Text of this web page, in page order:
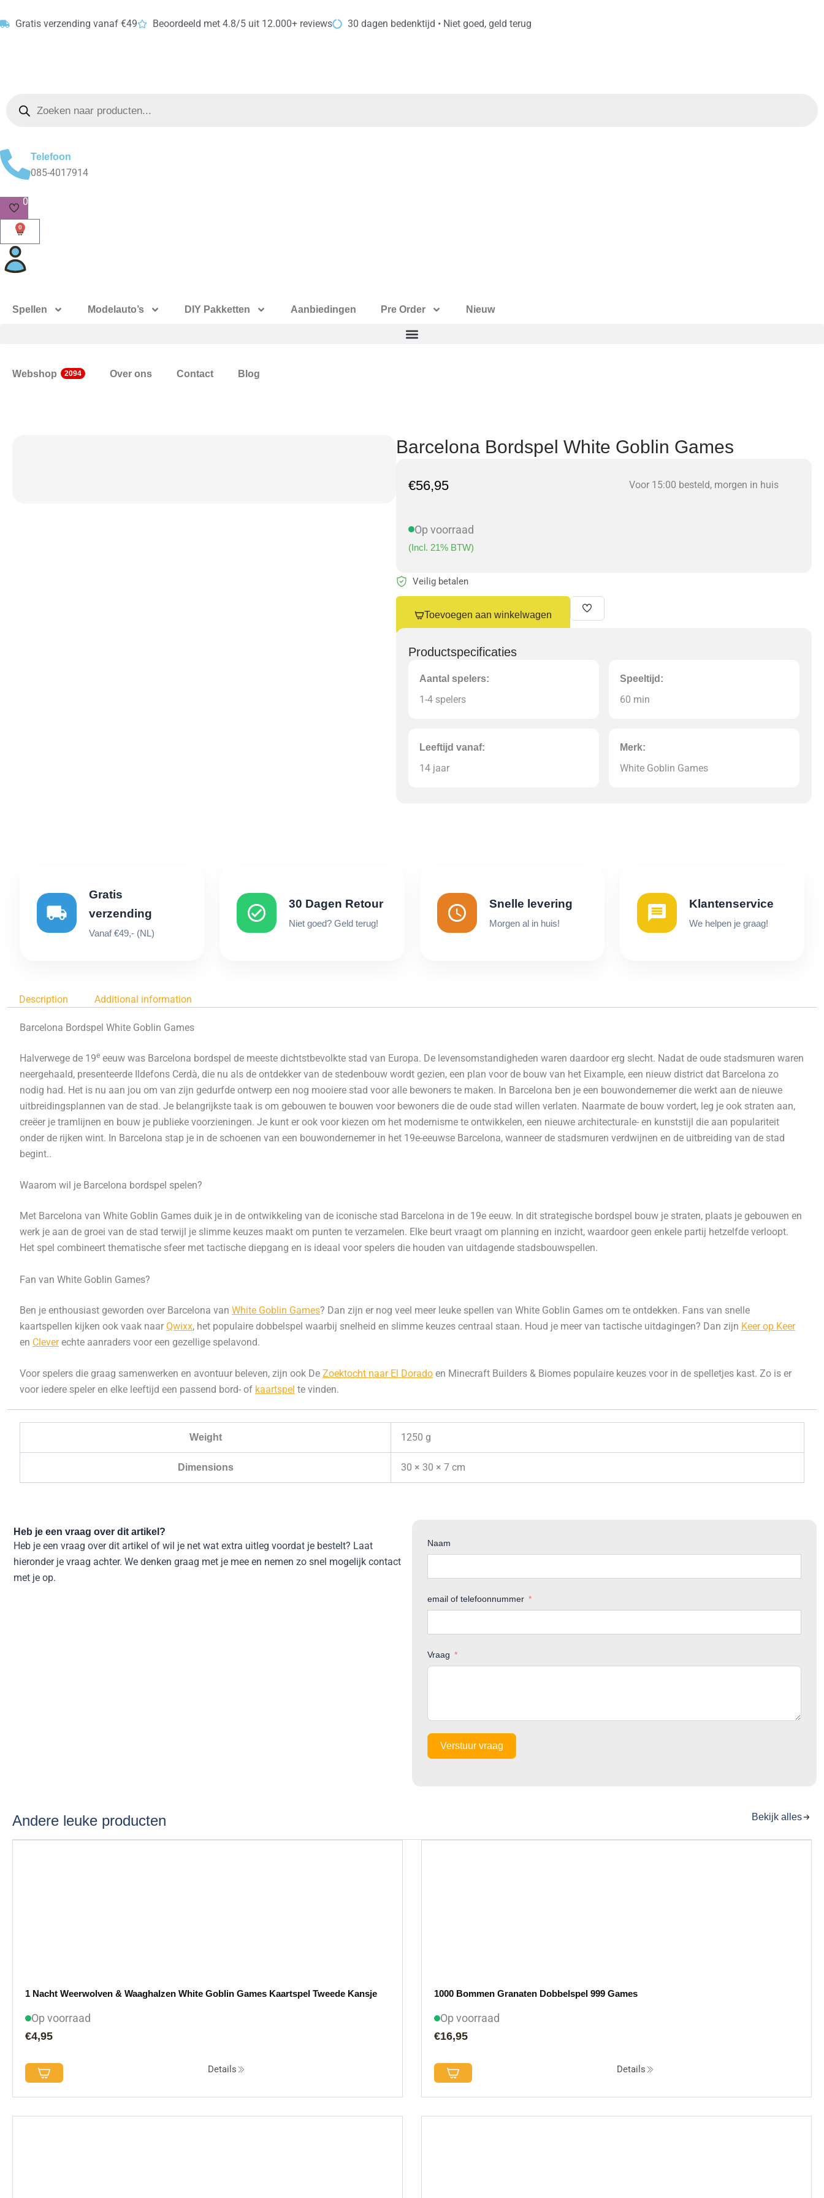
to
Gratis verzending vanaf €49 Beoordeeld met 4.8/5 uit 12.000+ reviews 30 dagen bedenktijd • Niet goed, geld terug
search
Telefoon
085-4017914
0
0
Cart
Spellen Modelauto’s DIY Pakketten Aanbiedingen Pre Order Nieuw
Webshop 2094 Over ons Contact Blog
Barcelona Bordspel White Goblin Games
€56,95
Op voorraad
(Incl. 21% BTW)
Voor 15:00 besteld, morgen in huis
Veilig betalen
Barcelona
Bordspel
White
Games
Toevoegen aan winkelwagen
Productspecificaties
Aantal spelers:
1-4 spelers
Speeltijd:
60 min
Leeftijd vanaf:
14 jaar
Merk:
White Goblin Games
Gratis
verzending
Vanaf €49,- (NL)
30 Dagen Retour
Niet goed? Geld terug!
Snelle levering
Morgen al in huis!
Klantenservice
We helpen je graag!
Description Additional information
Barcelona Bordspel White Goblin Games
Halverwege de 19e eeuw was Barcelona bordspel de meeste dichtstbevolkte stad van Europa. De levensomstandigheden waren daardoor erg slecht. Nadat de oude stadsmuren waren
neergehaald, presenteerde Ildefons Cerdà, die nu als de ontdekker van de stedenbouw wordt gezien, een plan voor de bouw van het Eixample, een nieuw district dat Barcelona zo
nodig had. Het is nu aan jou om van zijn gedurfde ontwerp een nog mooiere stad voor alle bewoners te maken. In Barcelona ben je een bouwondernemer die werkt aan de nieuwe
uitbreidingsplannen van de stad. Je belangrijkste taak is om gebouwen te bouwen voor bewoners die de oude stad willen verlaten. Naarmate de bouw vordert, leg je ook straten aan,
creëer je tramlijnen en bouw je publieke voorzieningen. Je kunt er ook voor kiezen om het modernisme te ontwikkelen, een nieuwe architecturale- en kunststijl die aan populariteit
onder de rijken wint. In Barcelona stap je in de schoenen van een bouwondernemer in het 19e-eeuwse Barcelona, wanneer de stadsmuren verdwijnen en de uitbreiding van de stad
begint..
Waarom wil je Barcelona bordspel spelen?
Met Barcelona van White Goblin Games duik je in de ontwikkeling van de iconische stad Barcelona in de 19e eeuw. In dit strategische bordspel bouw je straten, plaats je gebouwen en
werk je aan de groei van de stad terwijl je slimme keuzes maakt om punten te verzamelen. Elke beurt vraagt om planning en inzicht, waardoor geen enkele partij hetzelfde verloopt.
Het spel combineert thematische sfeer met tactische diepgang en is ideaal voor spelers die houden van uitdagende stadsbouwspellen.
Fan van White Goblin Games?
Ben je enthousiast geworden over Barcelona van White Goblin Games? Dan zijn er nog veel meer leuke spellen van White Goblin Games om te ontdekken. Fans van snelle
kaartspellen kijken ook vaak naar Qwixx, het populaire dobbelspel waarbij snelheid en slimme keuzes centraal staan. Houd je meer van tactische uitdagingen? Dan zijn Keer op Keer
en Cleverechte aanraders voor een gezellige spelavond.
Voor spelers die graag samenwerken en avontuur beleven, zijn ook De Zoektocht naar El Dorado en Minecraft Builders & Biomes populaire keuzes voor in de spelletjes kast. Zo is er
voor iedere speler en elke leeftijd een passend bord- of kaartspel te vinden.
Weight 1250 g
Dimensions 30 × 30 × 7 cm
Heb je een vraag over dit artikel?
Heb je een vraag over dit artikel of wil je net wat extra uitleg voordat je bestelt? Laat
hieronder je vraag achter. We denken graag met je mee en nemen zo snel mogelijk contact
met je op.
Naam
email of telefoonnummer
Vraag
Verstuur vraag
Andere leuke producten Bekijk alles
1 Nacht Weerwolven & Waaghalzen White Goblin Games Kaartspel Tweede Kansje
Op voorraad
€4,95
Details
1000 Bommen Granaten Dobbelspel 999 Games
Op voorraad
€16,95
Details